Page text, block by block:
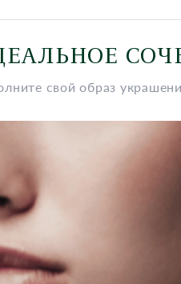
свой образ